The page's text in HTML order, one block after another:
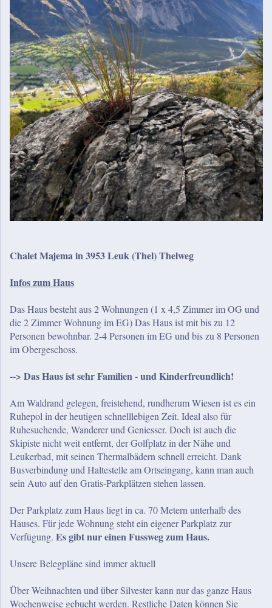
Chalet Majema in 3953 Leuk (Thel) Thelweg
Infos zum Haus
Das Haus besteht aus 2 Wohnungen (1 x 4,5 Zimmer im OG und
die 2 Zimmer Wohnung im EG) Das Haus ist mit bis zu 12
Personen bewohnbar. 2-4 Personen im EG und bis zu 8 Personen
im Obergeschoss.
--> Das Haus ist sehr Familien - und Kinderfreundlich!
Am Waldrand gelegen, freistehend, rundherum Wiesen ist es ein
Ruhepol in der heutigen schnelllebigen Zeit. Ideal also für
Ruhesuchende, Wanderer und Geniesser. Doch ist auch die
Skipiste nicht weit entfernt, der Golfplatz in der Nähe und
Leukerbad, mit seinen Thermalbädern schnell erreicht. Dank
Busverbindung und Haltestelle am Ortseingang, kann man auch
sein Auto auf den Gratis-Parkplätzen stehen lassen.
Der Parkplatz zum Haus liegt in ca. 70 Metern unterhalb des
Hauses. Für jede Wohnung steht ein eigener Parkplatz zur
Verfügung. Es gibt nur einen Fussweg zum Haus.
Unsere Belegpläne sind immer aktuell
Über Weihnachten und über Silvester kann nur das ganze Haus
Wochenweise gebucht werden. Restliche Daten können Sie